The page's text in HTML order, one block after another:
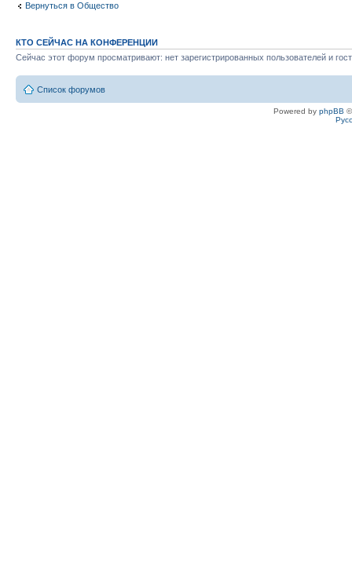
Вернуться в Общество
КТО СЕЙЧАС НА КОНФЕРЕНЦИИ
Сейчас этот форум просматривают: нет зарегистрированных пользователей и
Список форумов
Powered by phpBB